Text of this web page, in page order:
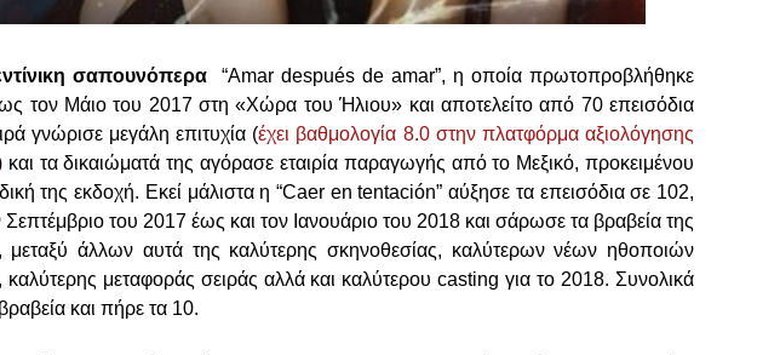
σαπουνόπερα “Amar después de amar”, η οποία πρωτοπροβλήθηκε
τον Μάιο του 2017 στη «Χώρα του Ήλιου» και αποτελείτο από 70 επεισόδια
γνώρισε μεγάλη επιτυχία (έχει βαθμολογία 8.0 στην πλατφόρμα αξιολόγησης
και τα δικαιώματά της αγόρασε εταιρία παραγωγής από το Μεξικό, προκειμένου
της εκδοχή. Εκεί μάλιστα η “Caer en tentación” αύξησε τα επεισόδια σε 102,
του 2017 έως και τον Ιανουάριο του 2018 και σάρωσε τα βραβεία της
μεταξύ άλλων αυτά της καλύτερης σκηνοθεσίας, καλύτερων νέων ηθοποιών
καλύτερης μεταφοράς σειράς αλλά και καλύτερου casting για το 2018. Συνολικά
και πήρε τα 10.